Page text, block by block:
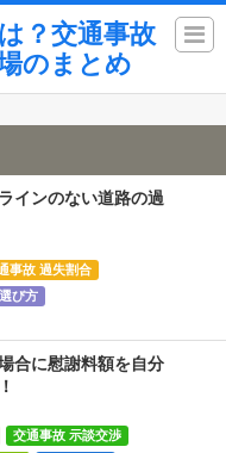
？交通事故
のまとめ
インのない道路の過
事故 過失割合
び方
合に慰謝料額を自分
交通事故 示談交渉